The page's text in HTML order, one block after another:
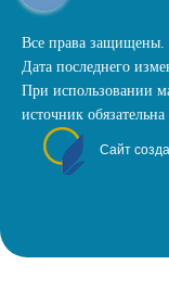
Все права защищены.
Дата последнего
При использовании
источник обязательна
Сайт